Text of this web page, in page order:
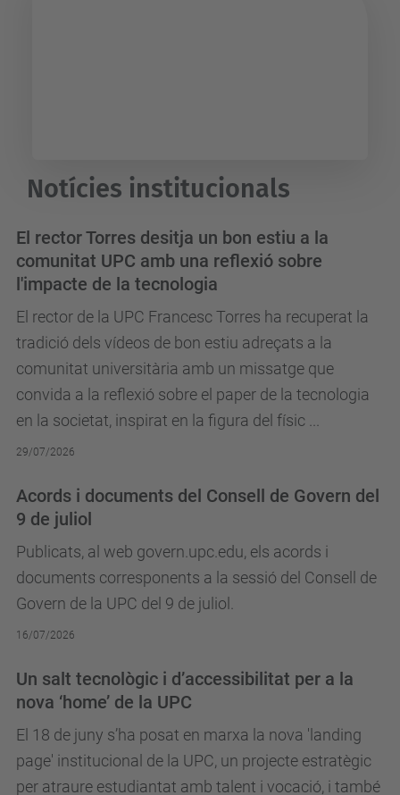
Notícies institucionals
El rector Torres desitja un bon estiu a la
comunitat UPC amb una reflexió sobre
l'impacte de la tecnologia
El rector de la UPC Francesc Torres ha recuperat la
tradició dels vídeos de bon estiu adreçats a la
comunitat universitària amb un missatge que
convida a la reflexió sobre el paper de la tecnologia
en la societat, inspirat en la figura del físic ...
29/07/2026
Acords i documents del Consell de Govern del
9 de juliol
Publicats, al web govern.upc.edu, els acords i
documents corresponents a la sessió del Consell de
Govern de la UPC del 9 de juliol.
16/07/2026
Un salt tecnològic i d’accessibilitat per a la
nova ‘home’ de la UPC
El 18 de juny s’ha posat en marxa la nova 'landing
page' institucional de la UPC, un projecte estratègic
per atraure estudiantat amb talent i vocació, i també